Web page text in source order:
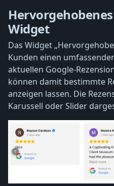
Widget
Das Widget
Kunden einen
aktuellen Google-
können damit bestimmte
anzeigen lassen. Die
Karussell oder Slider